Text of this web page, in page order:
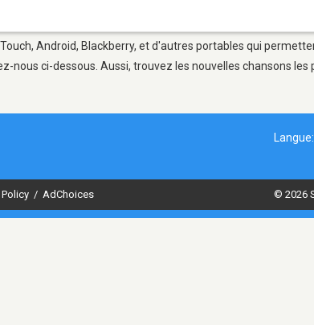
Android, Blackberry, et d'autres portables qui
nous ci-dessous. Aussi, trouvez les nouvelles chansons les
Langue:
/ AdChoices © 2026